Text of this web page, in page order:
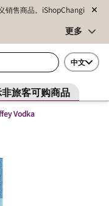
销售商品。iShopChangi
更多
中文
旅客可购商品
Vodka